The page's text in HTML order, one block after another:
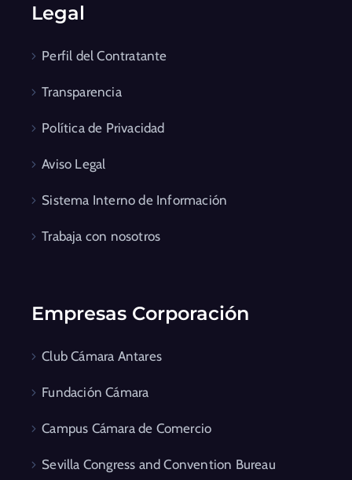
Legal
Perfil del Contratante
Transparencia
Política de Privacidad
Aviso Legal
Sistema Interno de Información
Trabaja con nosotros
Empresas Corporación
Club Cámara Antares
Fundación Cámara
Campus Cámara de Comercio
Sevilla Congress and Convention Bureau